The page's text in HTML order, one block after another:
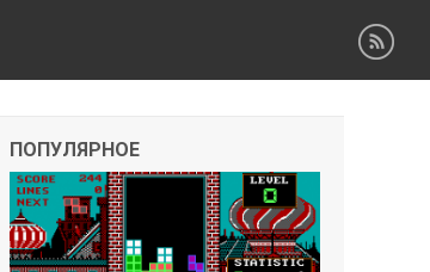
ПОПУЛЯРНОЕ